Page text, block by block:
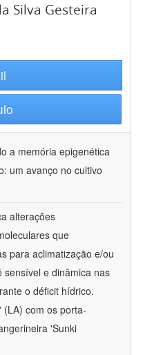
Silva Gesteira
a memória epigenética
um avanço no cultivo
alterações
que
para aclimatização e/ou
sensível e dinâmica nas
o déficit hídrico.
(LA) com os porta-
'Sunki